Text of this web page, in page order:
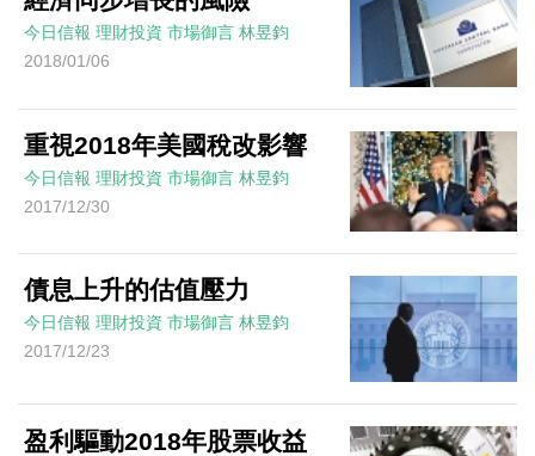
今日信報 理財投資 市場御言 林昱鈞
2018/01/06
重視2018年美國稅改影響
今日信報 理財投資 市場御言 林昱鈞
2017/12/30
債息上升的估值壓力
今日信報 理財投資 市場御言 林昱鈞
2017/12/23
盈利驅動2018年股票收益